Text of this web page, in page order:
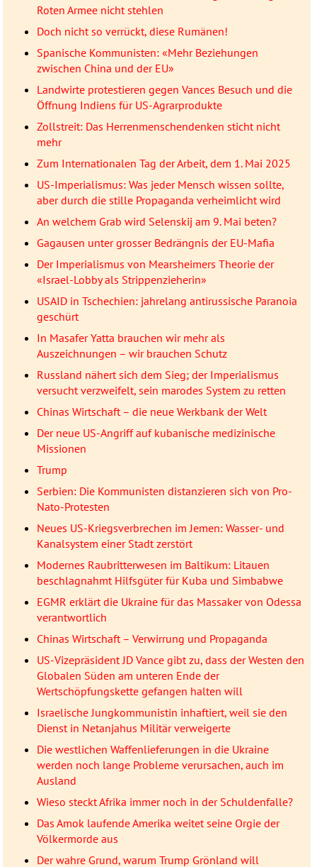
Roten Armee nicht stehlen
Doch nicht so verrückt, diese Rumänen!
Spanische Kommunisten: «Mehr Beziehungen
zwischen China und der EU»
Landwirte protestieren gegen Vances Besuch und die
Öffnung Indiens für US-Agrarprodukte
Zollstreit: Das Herrenmenschendenken sticht nicht
mehr
Zum Internationalen Tag der Arbeit, dem 1. Mai 2025
US-Imperialismus: Was jeder Mensch wissen sollte,
aber durch die stille Propaganda verheimlicht wird
An welchem Grab wird Selenskij am 9. Mai beten?
Gagausen unter grosser Bedrängnis der EU-Mafia
Der Imperialismus von Mearsheimers Theorie der
«Israel-Lobby als Strippenzieherin»
USAID in Tschechien: jahrelang antirussische Paranoia
geschürt
In Masafer Yatta brauchen wir mehr als
Auszeichnungen – wir brauchen Schutz
Russland nähert sich dem Sieg; der Imperialismus
versucht verzweifelt, sein marodes System zu retten
Chinas Wirtschaft – die neue Werkbank der Welt
Der neue US-Angriff auf kubanische medizinische
Missionen
Trump
Serbien: Die Kommunisten distanzieren sich von Pro-
Nato-Protesten
Neues US-Kriegsverbrechen im Jemen: Wasser- und
Kanalsystem einer Stadt zerstört
Modernes Raubritterwesen im Baltikum: Litauen
beschlagnahmt Hilfsgüter für Kuba und Simbabwe
EGMR erklärt die Ukraine für das Massaker von Odessa
verantwortlich
Chinas Wirtschaft – Verwirrung und Propaganda
US-Vizepräsident JD Vance gibt zu, dass der Westen den
Globalen Süden am unteren Ende der
Wertschöpfungskette gefangen halten will
Israelische Jungkommunistin inhaftiert, weil sie den
Dienst in Netanjahus Militär verweigerte
Die westlichen Waffenlieferungen in die Ukraine
werden noch lange Probleme verursachen, auch im
Ausland
Wieso steckt Afrika immer noch in der Schuldenfalle?
Das Amok laufende Amerika weitet seine Orgie der
Völkermorde aus
Der wahre Grund, warum Trump Grönland will